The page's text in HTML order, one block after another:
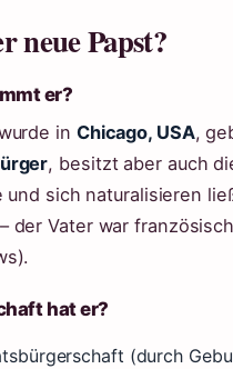
neue Papst?
er?
in Chicago, USA,
, besitzt aber auch
sich naturalisieren
der Vater war
hat er?
(durch